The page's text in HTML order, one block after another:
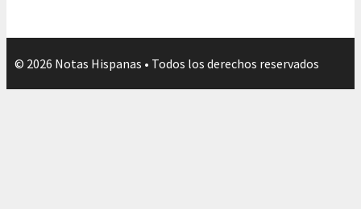
© 2026 Notas Hispanas • Todos los derechos reservados